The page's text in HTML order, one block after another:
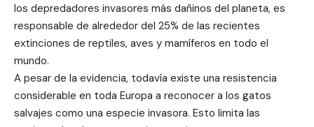
los depredadores invasores más dañinos del planeta, es
responsable de alrededor del 25% de las recientes
extinciones de reptiles, aves y mamíferos en todo el
mundo.
A pesar de la evidencia, todavía existe una resistencia
considerable en toda Europa a reconocer a los gatos
salvajes como una especie invasora. Esto limita las